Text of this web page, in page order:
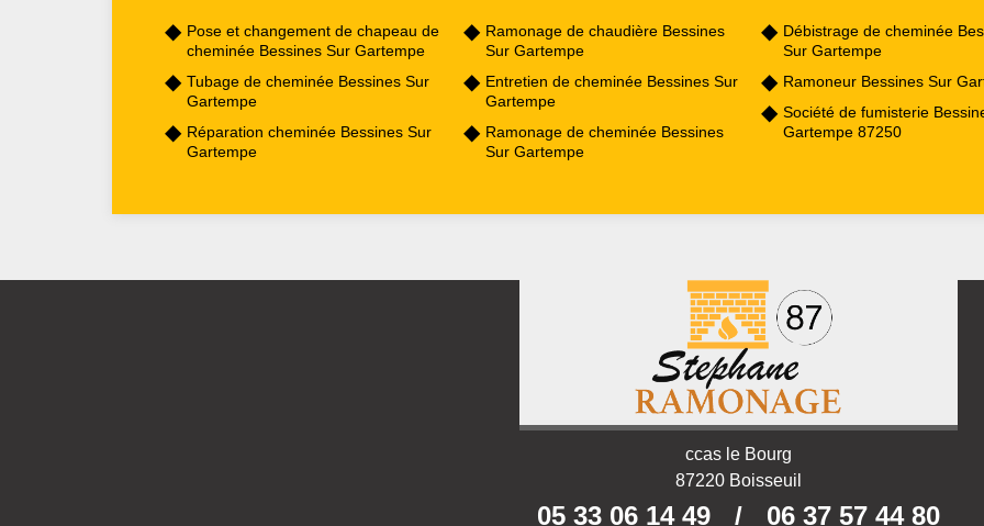
Pose et changement de chapeau de
cheminée Bessines Sur Gartempe
Tubage de cheminée Bessines Sur
Gartempe
Réparation cheminée Bessines Sur
Gartempe
Ramonage de chaudière Bessines
Sur Gartempe
Entretien de cheminée Bessines Sur
Gartempe
Ramonage de cheminée Bessines
Sur Gartempe
Débistrage de cheminée
Sur Gartempe
Ramoneur Bessines Sur
Société de fumisterie
Gartempe 87250
ccas le Bourg
87220 Boisseuil
05 33 06 14 49 / 06 37 57 44 80